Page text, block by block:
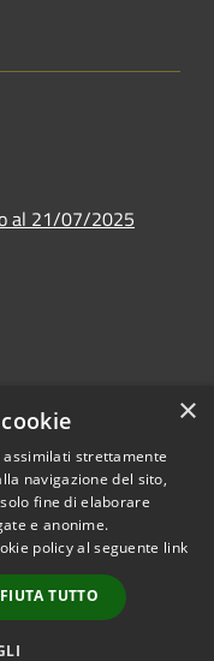
al 21/07/2025
© 2026 • Comune di
Nembro • Powered by
•
Accesso
redazione
×
assimilati strettamente
navigazione del sito,
fine di elaborare
e anonime.
policy al seguente link
TUTTO